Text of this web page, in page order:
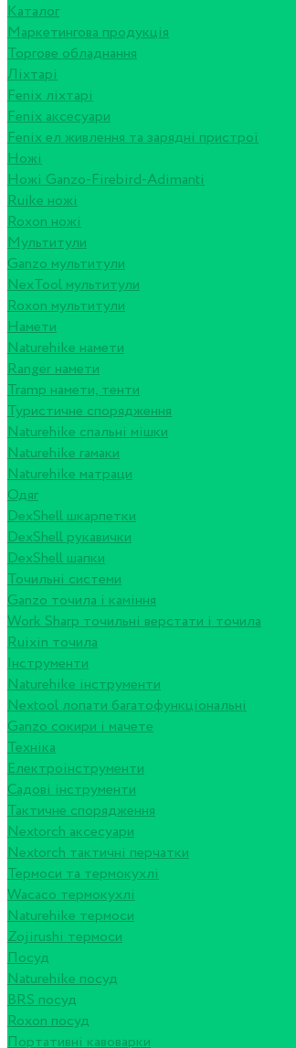
Каталог
Маркетингова продукція
Торгове обладнання
Ліхтарі
Fenix ліхтарі
Fenix аксесуари
Fenix ел живлення та зарядні пристрої
Ножі
Ножі Ganzo-Firebird-Adimanti
Ruike ножі
Roxon ножi
Мультитули
Ganzo мультитули
NexTool мультитули
Roxon мультитули
Намети
Naturehike намети
Ranger намети
Tramp намети, тенти
Туристичне спорядження
Naturehike спальні мішки
Naturehike гамаки
Naturehike матраци
Одяг
DexShell шкарпетки
DexShell рукавички
DexShell шапки
Точильні системи
Ganzo точила і каміння
Work Sharp точильні верстати і точила
Ruixin точила
Інструменти
Naturehike інструменти
Nextool лопати багатофункціональні
Ganzo сокири і мачете
Техніка
Електроінструменти
Садові інструменти
Тактичне спорядження
Nextorch аксесуари
Nextorch тактичні перчатки
Термоси та термокухлі
Wacaco термокухлі
Naturehike термоси
Zojirushi термоси
Посуд
Naturehike посуд
BRS посуд
Roxon посуд
Портативні кавоварки